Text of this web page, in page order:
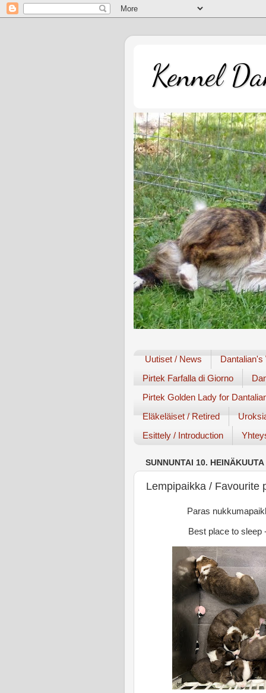
Kennel
Uutiset / News
Dantalian's
Pirtek Farfalla di Giorno
Pirtek Golden Lady for
Eläkeläiset / Retired
Esittely / Introduction
SUNNUNTAI 10. HEINÄKUUTA
Lempipaikka / Favourite
Paras
Best place to sleep